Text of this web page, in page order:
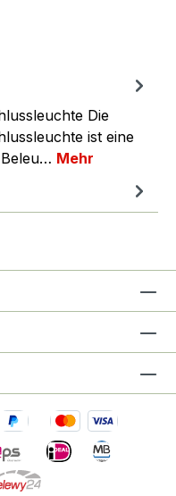
Die
ist eine
Mehr